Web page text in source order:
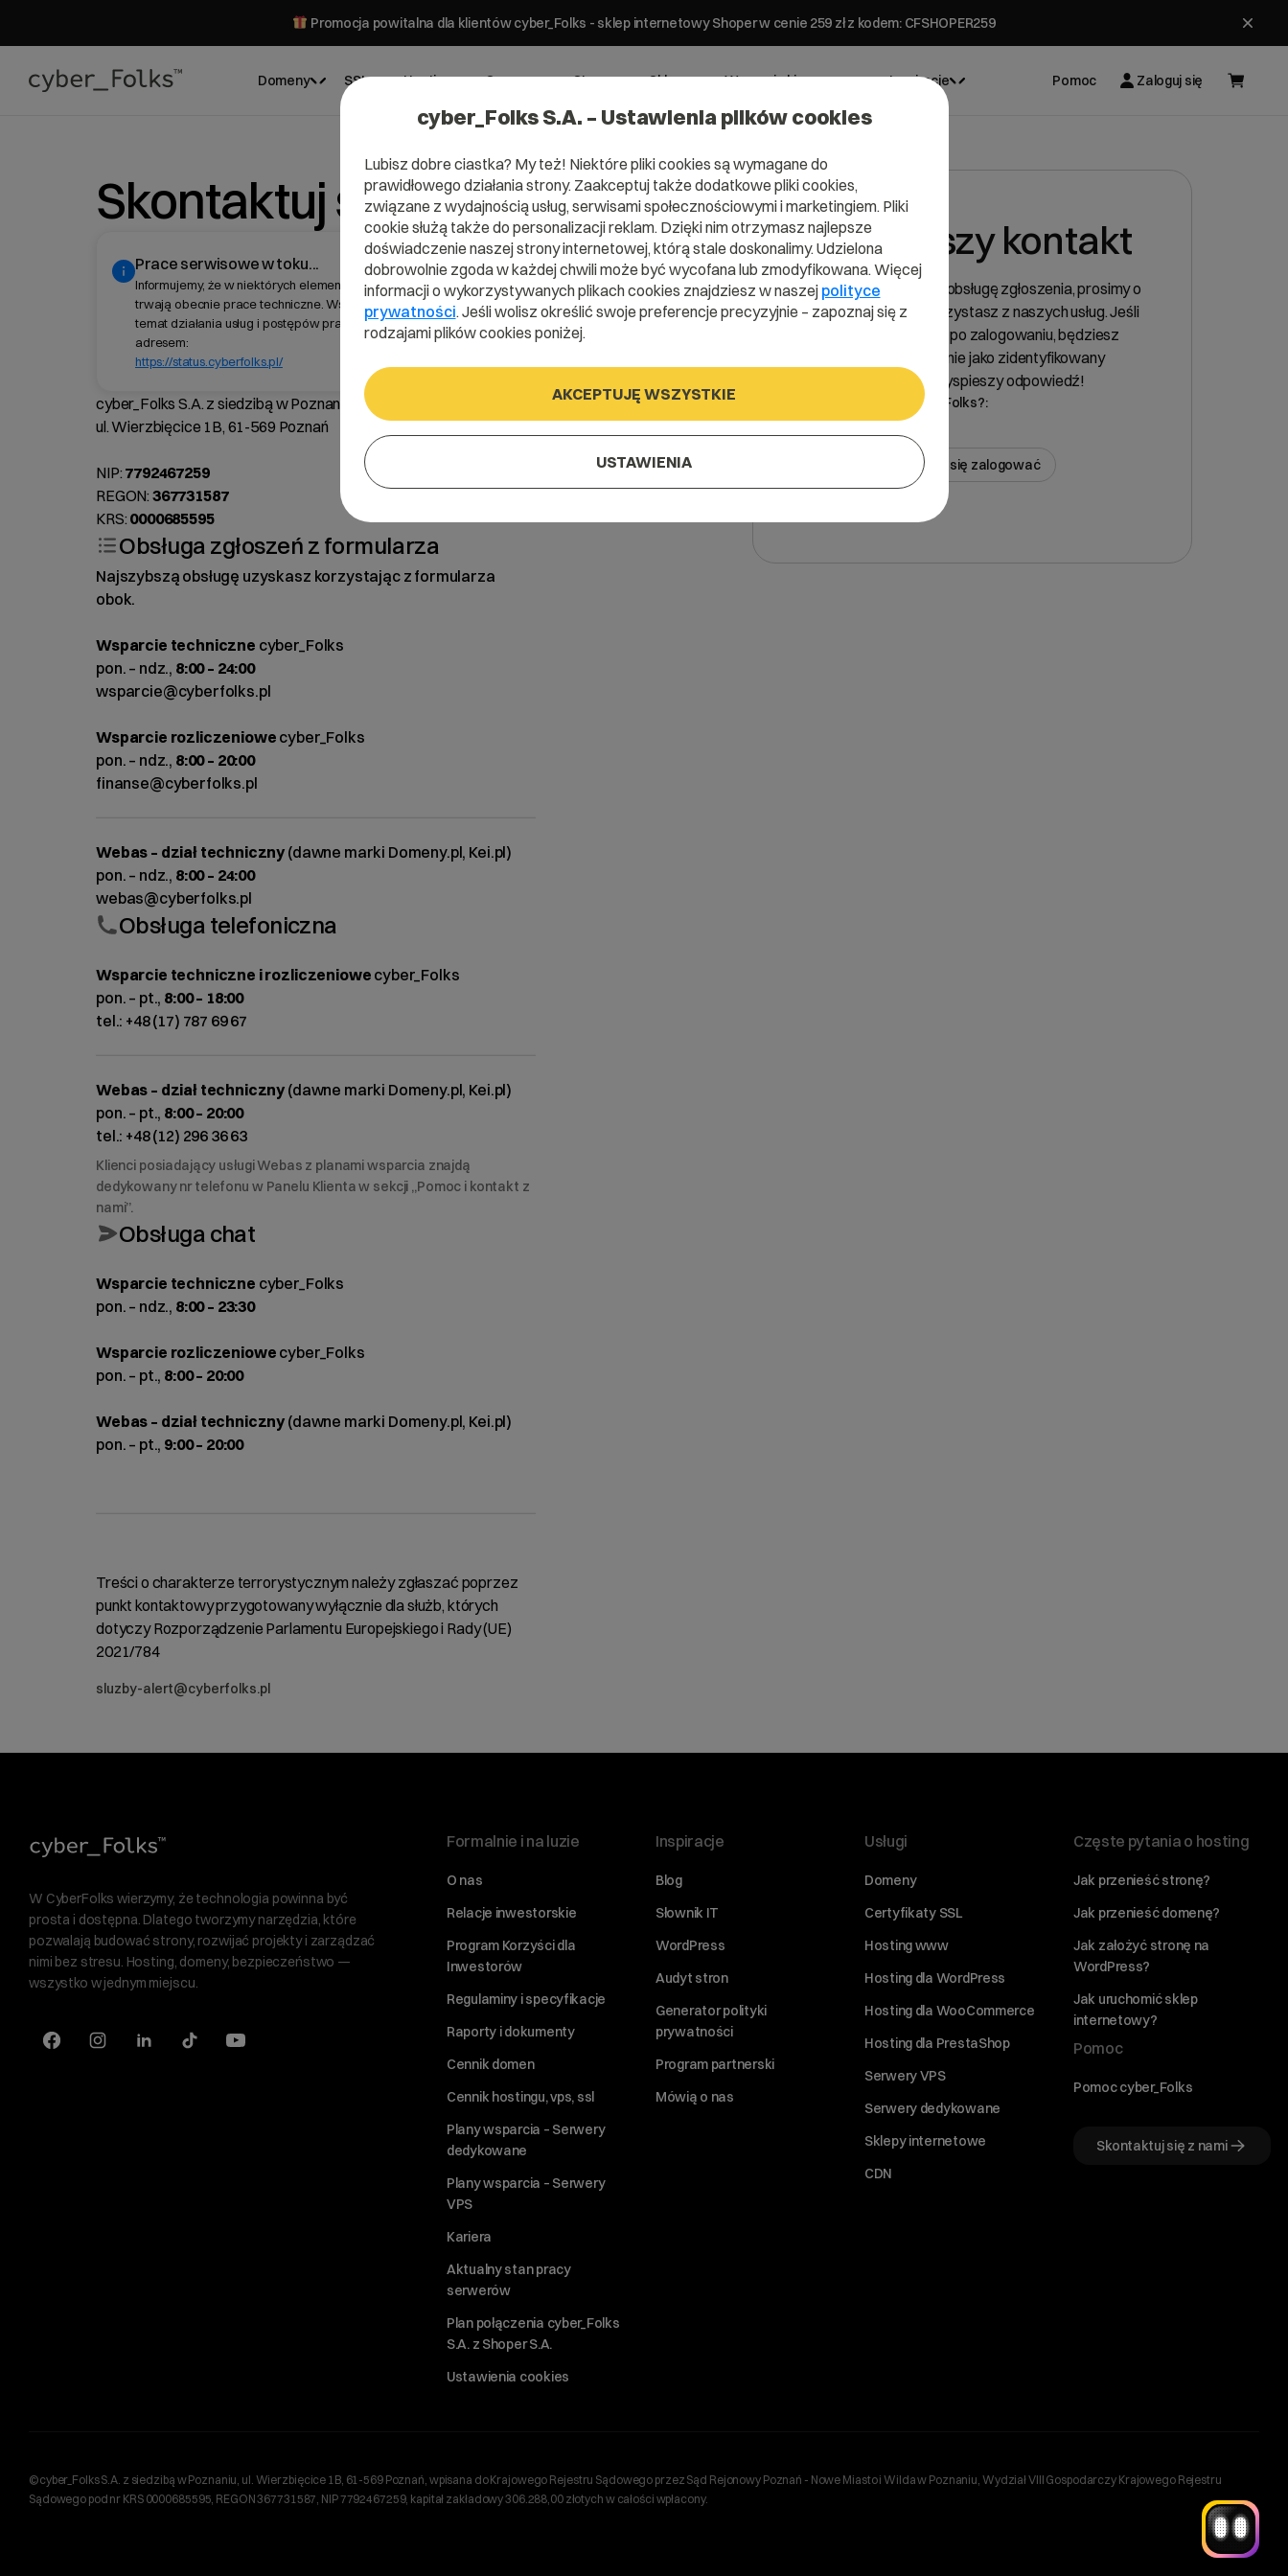
Promocja powitalna dla klientów cyber_Folks - sklep internetowy Shoper w cenie 259 zł z kodem: CFSHOPER259
Domeny SSL Hosting Serwery Strony Sklepy Wsparcie biznesowe Inspiracje Pomoc Zaloguj się
Skontaktuj się
Prace serwisowe w toku...
Informujemy, że w niektórych elementach naszej infrastruktury
trwają obecnie prace techniczne. Wszelkie informacje na
temat działania usług i postępów prac znajdziesz pod
adresem:
https://status.cyberfolks.pl/
cyber_Folks S.A. z siedzibą w Poznaniu
ul. Wierzbięcice 1B, 61-569 Poznań
NIP: 7792467259
REGON: 367731587
KRS: 0000685595
Obsługa zgłoszeń z formularza
Najszybszą obsługę uzyskasz korzystając z formularza
obok.
Wsparcie techniczne cyber_Folks
pon. – ndz., 8:00 – 24:00
wsparcie@cyberfolks.pl
Wsparcie rozliczeniowe cyber_Folks
pon. – ndz., 8:00 – 20:00
finanse@cyberfolks.pl
Webas – dział techniczny (dawne marki Domeny.pl, Kei.pl)
pon. – ndz., 8:00 – 24:00
webas@cyberfolks.pl
Obsługa telefoniczna
Wsparcie techniczne i rozliczeniowe cyber_Folks
pon. – pt., 8:00 – 18:00
tel.: +48 (17) 787 69 67
Webas – dział techniczny (dawne marki Domeny.pl, Kei.pl)
pon. – pt., 8:00 – 20:00
tel.: +48 (12) 296 36 63
Klienci posiadający usługi Webas z planami wsparcia znajdą
dedykowany nr telefonu w Panelu Klienta w sekcji „Pomoc i kontakt z
nami”.
Obsługa chat
Wsparcie techniczne cyber_Folks
pon. – ndz., 8:00 – 23:30
Wsparcie rozliczeniowe cyber_Folks
pon. – pt., 8:00 – 20:00
Webas – dział techniczny (dawne marki Domeny.pl, Kei.pl)
pon. – pt., 9:00 – 20:00
Treści o charakterze terrorystycznym należy zgłaszać poprzez
punkt kontaktowy przygotowany wyłącznie dla służb, których
dotyczy Rozporządzenie Parlamentu Europejskiego i Rady (UE)
2021/784
sluzby-alert@cyberfolks.pl
Najszybszy kontakt
Aby zapewnić szybką obsługę zgłoszenia, prosimy o
wskazanie, czy już korzystasz z naszych usług. Jeśli
tak – w kolejnym kroku, po zalogowaniu, będziesz
mógł przesłać zgłoszenie jako zidentyfikowany
klient. To znacznie przyspieszy odpowiedź!
Jesteś klientem cyber_Folks?:
Tak jestem, nie mogę się zalogować
W CyberFolks wierzymy, że technologia powinna być
prosta i dostępna. Dlatego tworzymy narzędzia, które
pozwalają budować strony, rozwijać projekty i zarządzać
nimi bez stresu. Hosting, domeny, bezpieczeństwo —
wszystko w jednym miejscu.
Formalnie i na luzie
O nas
Relacje inwestorskie
Program Korzyści dla
Inwestorów
Regulaminy i specyfikacje
Raporty i dokumenty
Cennik domen
Cennik hostingu, vps, ssl
Plany wsparcia – Serwery
dedykowane
Plany wsparcia – Serwery
VPS
Kariera
Aktualny stan pracy
serwerów
Plan połączenia cyber_Folks
S.A. z Shoper S.A.
Ustawienia cookies
Inspiracje
Blog
Słownik IT
WordPress
Audyt stron
Generator polityki
prywatności
Program partnerski
Mówią o nas
Usługi
Domeny
Certyfikaty SSL
Hosting www
Hosting dla WordPress
Hosting dla WooCommerce
Hosting dla PrestaShop
Serwery VPS
Serwery dedykowane
Sklepy internetowe
CDN
Częste pytania o hosting
Jak przenieść stronę?
Jak przenieść domenę?
Jak założyć stronę na
WordPress?
Jak uruchomić sklep
internetowy?
Pomoc
Pomoc cyber_Folks
Skontaktuj się z nami
©cyber_Folks S.A. z siedzibą w Poznaniu, ul. Wierzbięcice 1B, 61-569 Poznań, wpisana do Krajowego Rejestru Sądowego przez Sąd Rejonowy Poznań - Nowe Miasto i Wilda w Poznaniu, Wydział VIII Gospodarczy Krajowego Rejestru
Sądowego pod nr KRS 0000685595, REGON 367731587, NIP 7792467259, kapitał zakładowy 306.288,00 złotych w całości wpłacony.
cyber_Folks S.A. – Ustawienia plików cookies
Lubisz dobre ciastka? My też! Niektóre pliki cookies są wymagane do
prawidłowego działania strony. Zaakceptuj także dodatkowe pliki cookies,
związane z wydajnością usług, serwisami społecznościowymi i marketingiem. Pliki
cookie służą także do personalizacji reklam. Dzięki nim otrzymasz najlepsze
doświadczenie naszej strony internetowej, którą stale doskonalimy. Udzielona
dobrowolnie zgoda w każdej chwili może być wycofana lub zmodyfikowana. Więcej
informacji o wykorzystywanych plikach cookies znajdziesz w naszej polityce
prywatności. Jeśli wolisz określić swoje preferencje precyzyjnie – zapoznaj się z
rodzajami plików cookies poniżej.
AKCEPTUJĘ WSZYSTKIE
USTAWIENIA